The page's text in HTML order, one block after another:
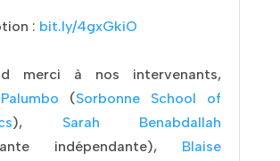
: bit.ly/4gxGkiO
merci à nos intervenants,
(Sorbonne School of
), Sarah Benabdallah
indépendante), Blaise